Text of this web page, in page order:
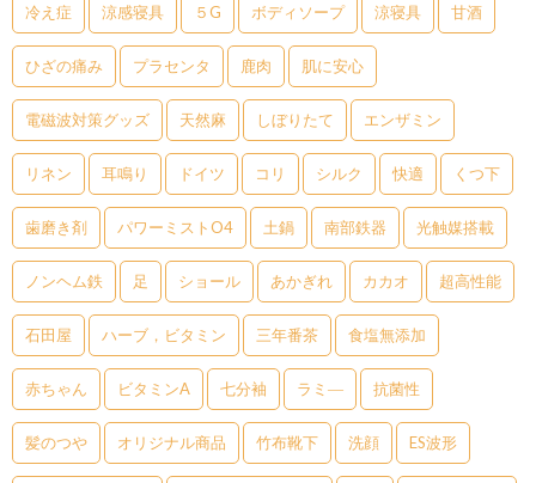
冷え症 涼感寝具 ５G ボディソープ 涼寝具 甘酒
ひざの痛み プラセンタ 鹿肉 肌に安心
電磁波対策グッズ 天然麻 しぼりたて エンザミン
リネン 耳鳴り ドイツ コリ シルク 快適 くつ下
歯磨き剤 パワーミストO4 土鍋 南部鉄器 光触媒搭載
ノンヘム鉄 足 ショール あかぎれ カカオ 超高性能
石田屋 ハーブ，ビタミン 三年番茶 食塩無添加
赤ちゃん ビタミンA 七分袖 ラミ― 抗菌性
髪のつや オリジナル商品 竹布靴下 洗顔 ES波形